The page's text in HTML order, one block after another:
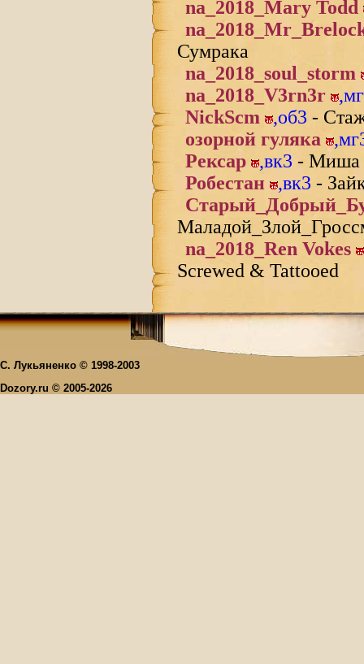
na_2018_Mary Todd
Сумрака
na_2018_soul_storm
na_2018_V3rn3r
,
NickScm
,об3 -
озорной гуляка
,
Рексар
,вк3 - Миша
Робестан
,вк3 -
na_2018_Ren Vokes
Screwed & Tattooed
С. Лукьяненко © 1998-2003
Dozory.ru © 2005-2026